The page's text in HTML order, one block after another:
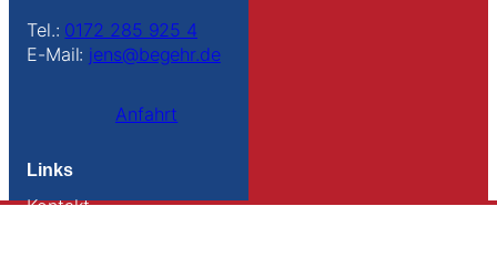
Tel.: 0172 285 925 4
E-Mail: jens@begehr.de
Anfahrt
Links
Kontakt